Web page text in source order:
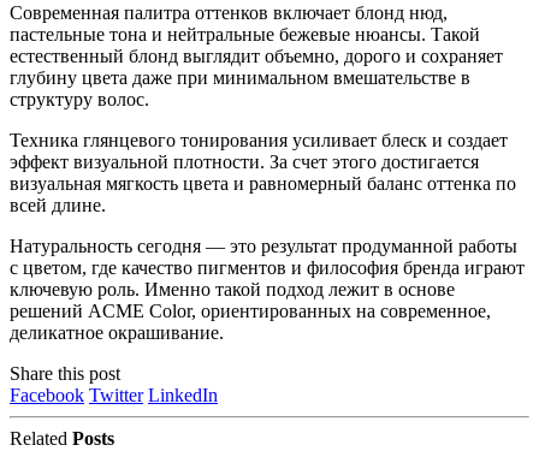
Современная палитра оттенков включает блонд нюд,
пастельные тона и нейтральные бежевые нюансы. Такой
естественный блонд выглядит объемно, дорого и сохраняет
глубину цвета даже при минимальном вмешательстве в
структуру волос.
Техника глянцевого тонирования усиливает блеск и создает
эффект визуальной плотности. За счет этого достигается
визуальная мягкость цвета и равномерный баланс оттенка по
всей длине.
Натуральность сегодня — это результат продуманной работы
с цветом, где качество пигментов и философия бренда играют
ключевую роль. Именно такой подход лежит в основе
решений ACME Color, ориентированных на современное,
деликатное окрашивание.
Share this post
Facebook Twitter LinkedIn
Related Posts